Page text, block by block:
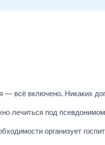
— всё включено. Никаких
лечиться под
организует